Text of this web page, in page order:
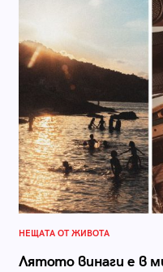
НЕЩАТА ОТ ЖИВОТА
Лятото винаги е в